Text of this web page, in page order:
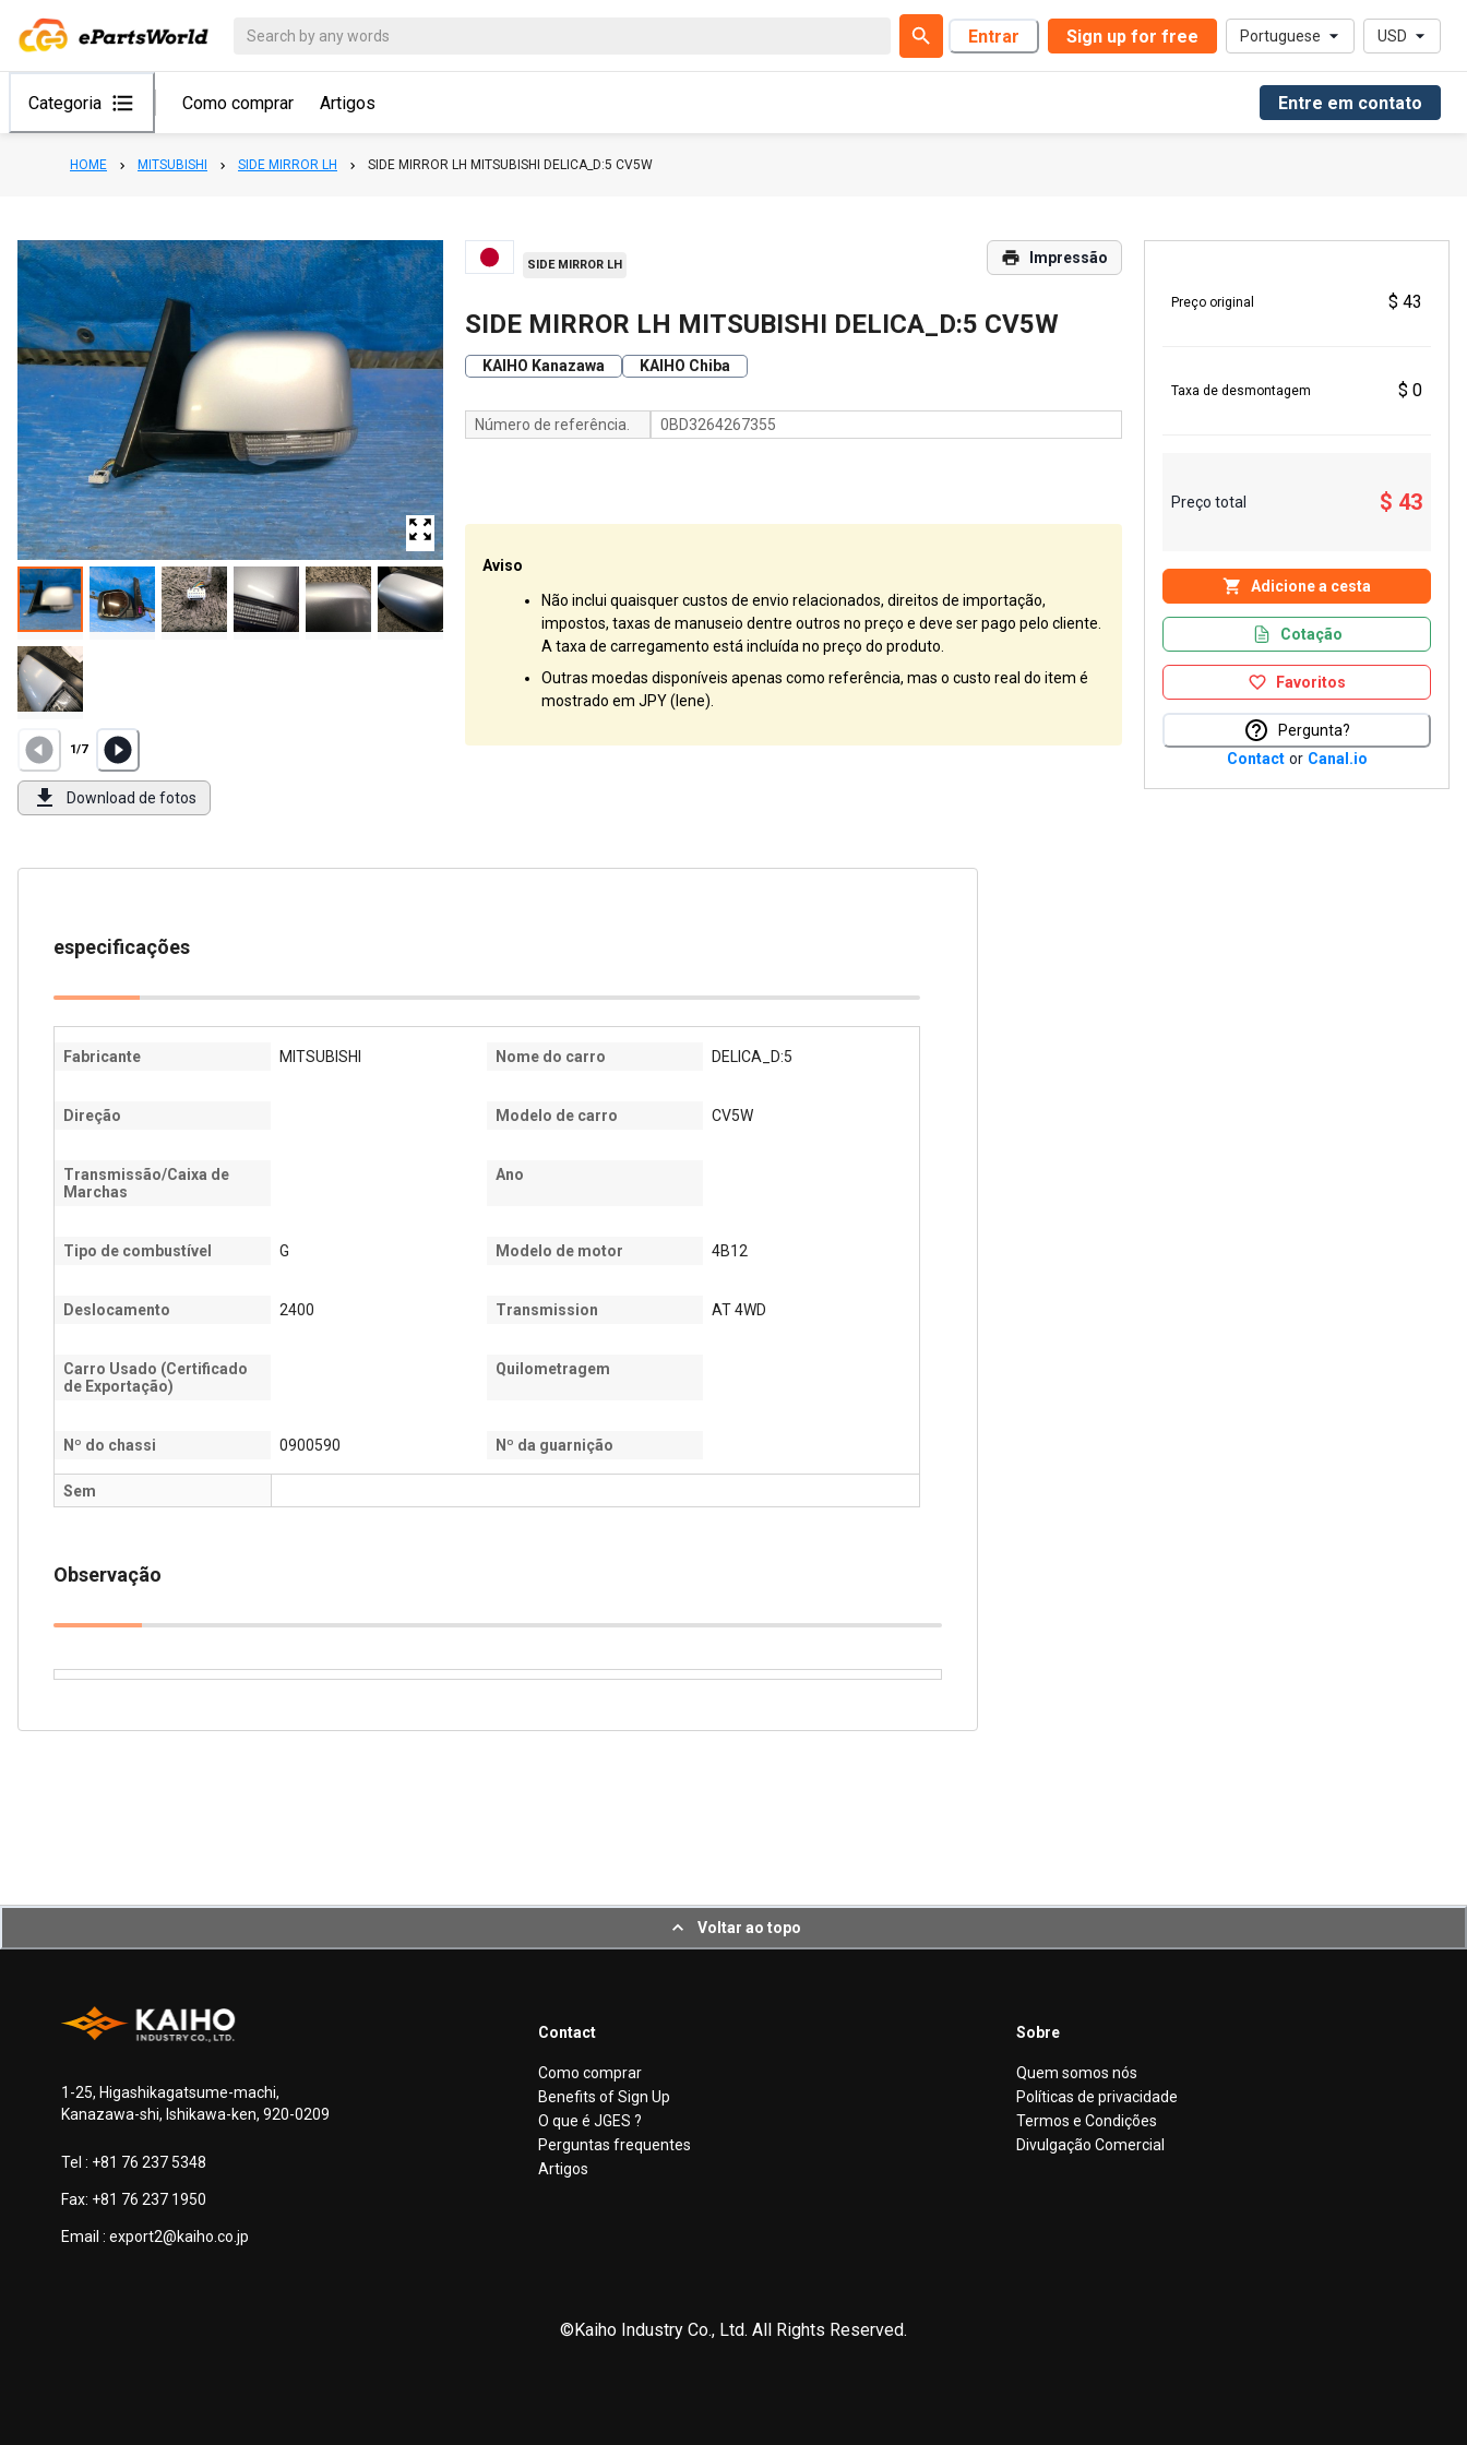
Entrar Sign up for free Portuguese USD
Categoria Como comprar Artigos Entre em contato
HOME MITSUBISHI SIDE MIRROR LH SIDE MIRROR LH MITSUBISHI DELICA_D:5 CV5W
1/7
Download de fotos
SIDE MIRROR LH Impressão
SIDE MIRROR LH MITSUBISHI DELICA_D:5 CV5W
KAIHO Kanazawa KAIHO Chiba
Número de referência. 0BD3264267355
Aviso
Não inclui quaisquer custos de envio relacionados, direitos de importação,
impostos, taxas de manuseio dentre outros no preço e deve ser pago pelo cliente.
A taxa de carregamento está incluída no preço do produto.
Outras moedas disponíveis apenas como referência, mas o custo real do item é
mostrado em JPY (Iene).
Preço original $ 43
Taxa de desmontagem $ 0
Preço total $ 43
Adicione a cesta
Cotação
Favoritos
Pergunta?
Contact or Canal.io
especificações
Fabricante MITSUBISHI Nome do carro DELICA_D:5
Direção Modelo de carro CV5W
Transmissão/Caixa de
Marchas
Ano
Tipo de combustível G Modelo de motor 4B12
Deslocamento 2400 Transmission AT 4WD
Carro Usado (Certificado
de Exportação)
Quilometragem
Nº do chassi 0900590 Nº da guarnição
Sem
Observação
Voltar ao topo
1-25, Higashikagatsume-machi,
Kanazawa-shi, Ishikawa-ken, 920-0209
Tel : +81 76 237 5348
Fax: +81 76 237 1950
Email : export2@kaiho.co.jp
Contact
Como comprar
Benefits of Sign Up
O que é JGES ?
Perguntas frequentes
Artigos
Sobre
Quem somos nós
Políticas de privacidade
Termos e Condições
Divulgação Comercial
©Kaiho Industry Co., Ltd. All Rights Reserved.